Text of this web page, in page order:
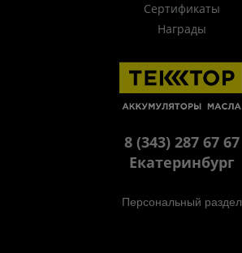
Сертификаты
Награды
8 (343) 287 67 67
Екатеринбург
Персональный раздел